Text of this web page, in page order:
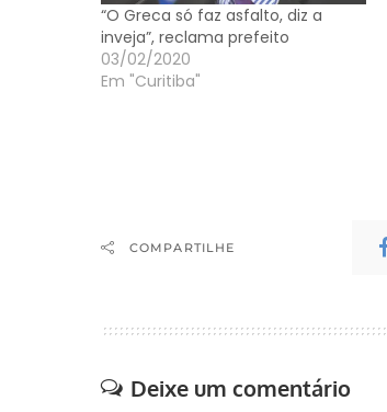
“O Greca só faz asfalto, diz a
inveja”, reclama prefeito
03/02/2020
Em "Curitiba"
COMPARTILHE
Deixe um comentário